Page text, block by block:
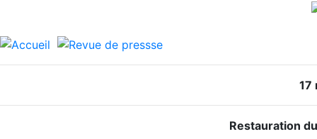
17
Restauration